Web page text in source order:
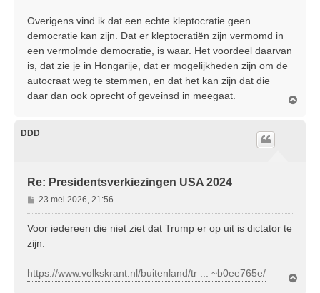
Overigens vind ik dat een echte kleptocratie geen
democratie kan zijn. Dat er kleptocratiën zijn vermomd in
een vermolmde democratie, is waar. Het voordeel daarvan
is, dat zie je in Hongarije, dat er mogelijkheden zijn om de
autocraat weg te stemmen, en dat het kan zijn dat die
daar dan ook oprecht of geveinsd in meegaat.
DDD
Re: Presidentsverkiezingen USA 2024
B
e
r
i
c
t
23 mei 2026, 21:56
Voor iedereen die niet ziet dat Trump er op uit is dictator te
zijn:
https://www.volkskrant.nl/buitenland/tr ... ~b0ee765e/